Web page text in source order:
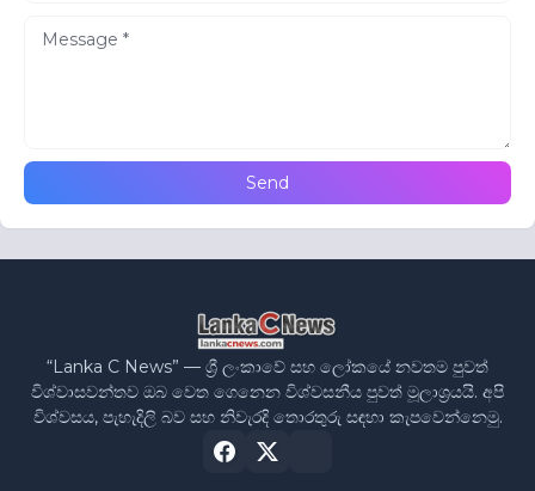
“Lanka C News” — ශ්‍රී ලංකාවේ සහ ලෝකයේ නවතම පුවත්
විශ්වාසවන්තව ඔබ වෙත ගෙනෙන විශ්වසනීය පුවත් මූලාශ්‍රයයි. අපි
විශ්වසය, පැහැදිලි බව සහ නිවැරදි තොරතුරු සඳහා කැපවෙන්නෙමු.